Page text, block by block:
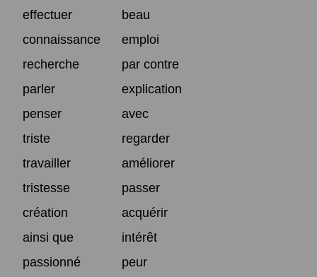
effectuer
beau
connaissance
emploi
recherche
par contre
parler
explication
penser
avec
triste
regarder
travailler
améliorer
tristesse
passer
création
acquérir
ainsi que
intérêt
passionné
peur